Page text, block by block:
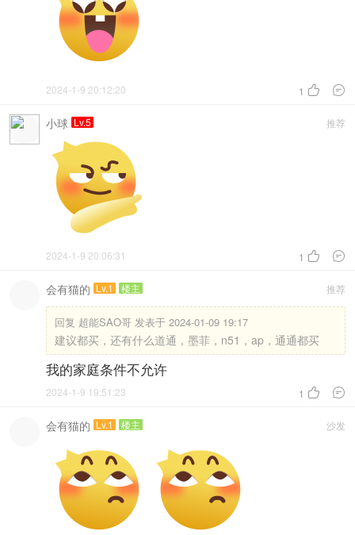
1  
2024-1-9 20:12:20
推荐
小球 Lv.5
1  
2024-1-9 20:06:31
推荐
会有猫的 Lv.1 楼主
回复 超能SAO哥 发表于 2024-01-09 19:17
建议都买，还有什么道通，墨菲，n51，ap，通通都买
我的家庭条件不允许
1  
2024-1-9 19:51:23
沙发
会有猫的 Lv.1 楼主